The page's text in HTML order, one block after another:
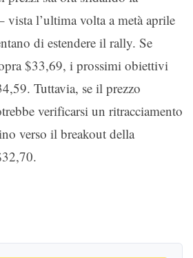
vista l’ultima volta a metà aprile
di estendere il rally. Se
$33,69, i prossimi obiettivi
Tuttavia, se il prezzo
verificarsi un ritracciamento
verso il breakout della